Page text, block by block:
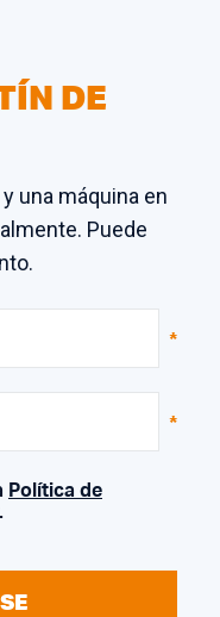
DE
una máquina en
Puede
Política de